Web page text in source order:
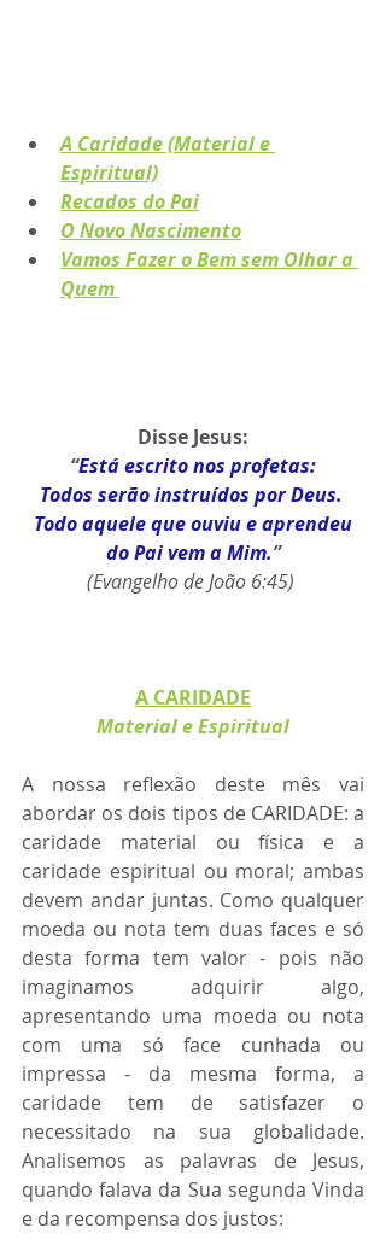
A Caridade (Material e
Espiritual)
Recados do Pai
O Novo Nascimento
Vamos Fazer o Bem sem Olhar a
Quem
Disse Jesus:
“Está escrito nos profetas:
Todos serão instruídos por Deus.
Todo aquele que ouviu e aprendeu
do Pai vem a Mim.”
(Evangelho de João 6:45)
A CARIDADE
Material e Espiritual
A nossa reflexão deste mês vai
abordar os dois tipos de CARIDADE: a
caridade material ou física e a
caridade espiritual ou moral; ambas
devem andar juntas. Como qualquer
moeda ou nota tem duas faces e só
desta forma tem valor - pois não
imaginamos adquirir algo,
apresentando uma moeda ou nota
com uma só face cunhada ou
impressa - da mesma forma, a
caridade tem de satisfazer o
necessitado na sua globalidade.
Analisemos as palavras de Jesus,
quando falava da Sua segunda Vinda
e da recompensa dos justos: